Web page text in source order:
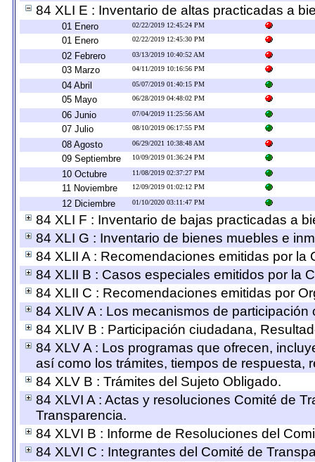
84 XLI E : Inventario de altas practicadas a
01 Enero 02/22/2019 12:45:24 PM
01 Enero 02/22/2019 12:45:30 PM
02 Febrero 03/13/2019 10:40:52 AM
03 Marzo 04/11/2019 10:16:56 PM
04 Abril 05/07/2019 01:40:15 PM
05 Mayo 06/28/2019 04:48:02 PM
06 Junio 07/04/2019 11:25:56 AM
07 Julio 08/10/2019 06:17:55 PM
08 Agosto 06/29/2021 10:38:48 AM
09 Septiembre 10/09/2019 01:36:24 PM
10 Octubre 11/08/2019 02:37:27 PM
11 Noviembre 12/09/2019 01:02:12 PM
12 Diciembre 01/10/2020 03:11:47 PM
84 XLI F : Inventario de bajas practicadas a
84 XLI G : Inventario de bienes muebles e
84 XLII A : Recomendaciones emitidas por
84 XLII B : Casos especiales emitidos por la
84 XLII C : Recomendaciones emitidas por
84 XLIV A : Los mecanismos de participación
84 XLIV B : Participación ciudadana,
84 XLV A : Los programas que ofrecen,
así como los trámites, tiempos de respuesta,
84 XLV B : Trámites del Sujeto Obligado.
84 XLVI A : Actas y resoluciones Comité de
Transparencia.
84 XLVI B : Informe de Resoluciones del
84 XLVI C : Integrantes del Comité de